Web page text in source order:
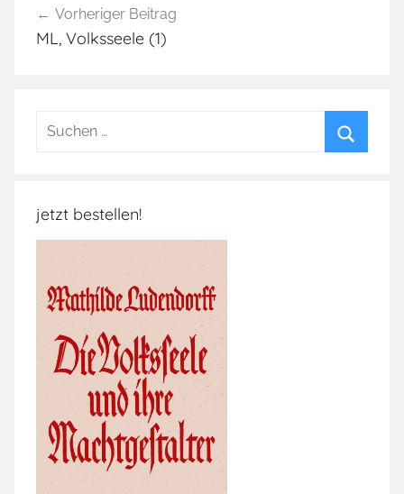
Vorheriger Beitrag
ML, Volksseele (1)
Suchen
jetzt bestellen!